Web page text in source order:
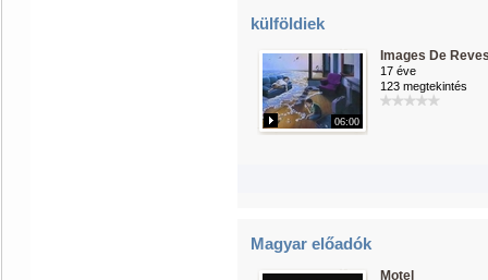
külföldiek
06:00
Images De
17 éve
123 megtekintés
Magyar előadók
Motel